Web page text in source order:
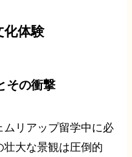
体験
その衝撃
リアップ留学中に必
大な景観は圧倒的